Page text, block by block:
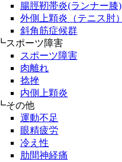
腸脛靭帯炎(ランナー膝)
外側上顆炎（テニス肘）
斜角筋症候群
┗スポーツ障害
スポーツ障害
肉離れ
捻挫
内側上顆炎
┗その他
運動不足
眼精疲労
冷え性
肋間神経痛